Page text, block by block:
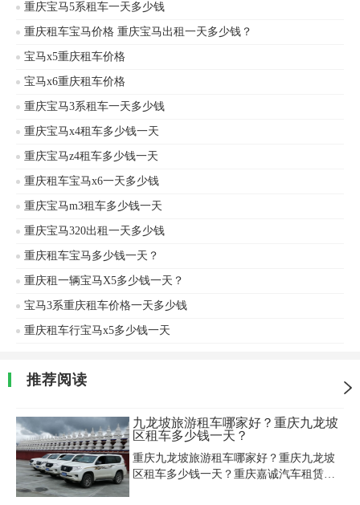
重庆宝马5系租车一天多少钱
重庆租车宝马价格 重庆宝马出租一天多少钱？
宝马x5重庆租车价格
宝马x6重庆租车价格
重庆宝马3系租车一天多少钱
重庆宝马x4租车多少钱一天
重庆宝马z4租车多少钱一天
重庆租车宝马x6一天多少钱
重庆宝马m3租车多少钱一天
重庆宝马320出租一天多少钱
重庆租车宝马多少钱一天？
重庆租一辆宝马X5多少钱一天？
宝马3系重庆租车价格一天多少钱
重庆租车行宝马x5多少钱一天
推荐阅读
九龙坡旅游租车哪家好？重庆九龙坡
区租车多少钱一天？
重庆九龙坡旅游租车哪家好？重庆九龙坡
区租车多少钱一天？重庆嘉诚汽车租赁公